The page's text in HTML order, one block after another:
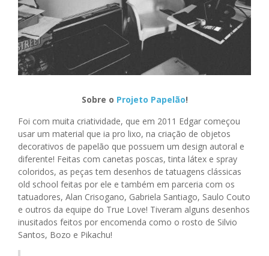
Sobre o Projeto Papelão!
Foi com muita criatividade, que em 2011 Edgar começou
usar um material que ia pro lixo, na criação de objetos
decorativos de papelão que possuem um design autoral e
diferente! Feitas com canetas poscas, tinta látex e spray
coloridos, as peças tem desenhos de tatuagens clássicas
old school feitas por ele e também em parceria com os
tatuadores, Alan Crisogano, Gabriela Santiago, Saulo Couto
e outros da equipe do True Love! Tiveram alguns desenhos
inusitados feitos por encomenda como o rosto de Silvio
Santos, Bozo e Pikachu!